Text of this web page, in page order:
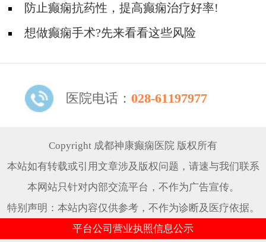
吗？防止癫痫抗药性，提高癫痫治疗好率!
想做癫痫手术?先来看看这些风险
医院电话： 028-61197977
Copyright 成都神康癫痫医院 版权所有
本站如有转载或引用文章涉及版权问题，请速与我们联系
本网站只针对内部交流平台，不作为广告宣传。
特别声明：本站内容仅供参考，不作为诊断及医疗依据。
平台公司营业执照信息公示